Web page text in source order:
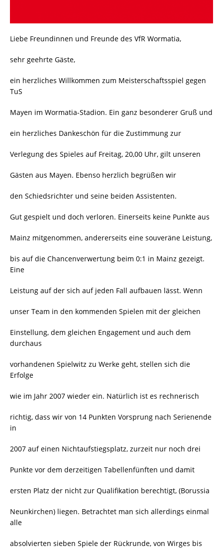
Liebe Freundinnen und Freunde des VfR Wormatia,
sehr geehrte Gäste,
ein herzliches Willkommen zum Meisterschaftsspiel gegen
TuS
Mayen im Wormatia-Stadion. Ein ganz besonderer Gruß und
ein herzliches Dankeschön für die Zustimmung zur
Verlegung des Spieles auf Freitag, 20,00 Uhr, gilt unseren
Gästen aus Mayen. Ebenso herzlich begrüßen wir
den Schiedsrichter und seine beiden Assistenten.
Gut gespielt und doch verloren. Einerseits keine Punkte aus
Mainz mitgenommen, andererseits eine souveräne Leistung,
bis auf die Chancenverwertung beim 0:1 in Mainz gezeigt.
Eine
Leistung auf der sich auf jeden Fall aufbauen lässt. Wenn
unser Team in den kommenden Spielen mit der gleichen
Einstellung, dem gleichen Engagement und auch dem
durchaus
vorhandenen Spielwitz zu Werke geht, stellen sich die
Erfolge
wie im Jahr 2007 wieder ein. Natürlich ist es rechnerisch
richtig, dass wir von 14 Punkten Vorsprung nach Serienende
in
2007 auf einen Nichtaufstiegsplatz, zurzeit nur noch drei
Punkte vor dem derzeitigen Tabellenfünften und damit
ersten Platz der nicht zur Qualifikation berechtigt, (Borussia
Neunkirchen) liegen. Betrachtet man sich allerdings einmal
alle
absolvierten sieben Spiele der Rückrunde, von Wirges bis